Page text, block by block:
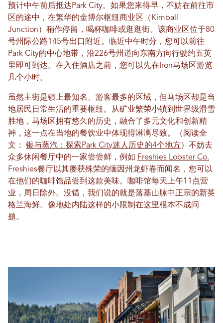
预计中午前后抵达Park City。如果您来得早，不妨在前往市
区的途中，在繁华的金博尔枢纽商业区（Kimball
Junction）稍作停留，喝杯咖啡或逛逛街。该商业区位于80
号州际公路145号出口附近。临近中午时分，您可以前往
Park City的中心地带，沿226号州道向东南方向行驶约五英
里即可到达。在入住酒店之前，您可以先在Iron马场区游览
几个小时。
虽然主街是镇上最知名、游客最多的区域，但马场区却是当
地居民日常生活的重要枢纽。从矿业繁荣小镇到世界级滑雪
胜地，马场区拥有悠久的历史，融合了多元文化和创新精
神，这一点在当地的餐饮业中体现得淋漓尽致。（阅读全
文： 银与蒸汽：探索Park City迷人历史的4个地方）不妨去
众多休闲餐厅中的一家尝尝鲜，例如 Freshies Lobster Co.
Freshies餐厅以其屡获殊荣的缅因州龙虾卷而闻名，您可以
在他们的咖啡馆品尝到这款美味。咖啡馆每天上午11点营
业，周日除外。没错，我们说的就是落基山脉中正宗的新英
格兰海鲜。像地处内陆这样的小限制在这里根本不成问
题。